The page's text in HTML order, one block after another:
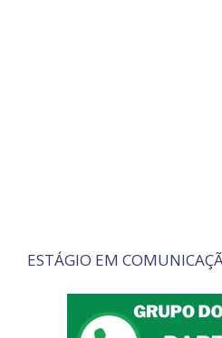
ESTÁGIO EM